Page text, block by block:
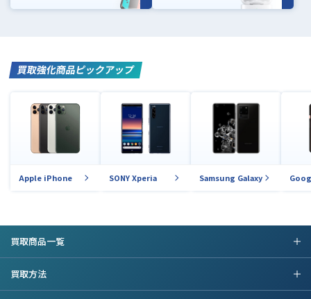
買取強化商品ピックアップ
Apple iPhone SONY Xperia Samsung Galaxy
買取商品一覧
買取方法